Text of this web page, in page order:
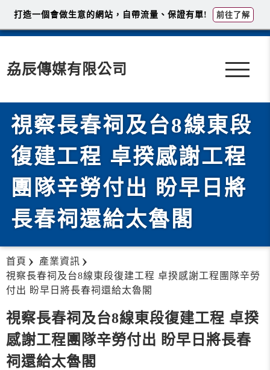
劦辰傳媒有限公司
視察長春祠及台8線東段
復建工程 卓揆感謝工程
團隊辛勞付出 盼早日將
長春祠還給太魯閣
首頁
產業資訊
視察長春祠及台8線東段復建工程 卓揆感謝工程團隊辛勞
付出 盼早日將長春祠還給太魯閣
視察長春祠及台8線東段復建工程 卓揆
感謝工程團隊辛勞付出 盼早日將長春
祠還給太魯閣
打造一個會做生意的網站，自帶流量、保證有單! 前往了解